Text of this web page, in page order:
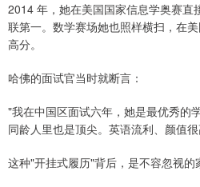
2014 年，她在美国国家信息学奥赛直
联第一。数学赛场她也照样横扫，在
高分。
哈佛的面试官当时就断言：
"我在中国区面试六年，她是最优秀的
同龄人里也是顶尖。英语流利、颜值
这种"开挂式履历"背后，是不容忽视的